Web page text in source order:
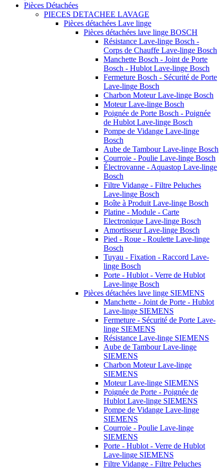
Pièces Détachées
PIECES DETACHEE LAVAGE
Pièces détachées Lave linge
Pièces détachées lave linge BOSCH
Résistance Lave-linge Bosch -
Corps de Chauffe Lave-linge Bosch
Manchette Bosch - Joint de Porte
Bosch - Hublot Lave-linge Bosch
Fermeture Bosch - Sécurité de Porte
Lave-linge Bosch
Charbon Moteur Lave-linge Bosch
Moteur Lave-linge Bosch
Poignée de Porte Bosch - Poignée
de Hublot Lave-linge Bosch
Pompe de Vidange Lave-linge
Bosch
Aube de Tambour Lave-linge Bosch
Courroie - Poulie Lave-linge Bosch
Électrovanne - Aquastop Lave-linge
Bosch
Filtre Vidange - Filtre Peluches
Lave-linge Bosch
Boîte à Produit Lave-linge Bosch
Platine - Module - Carte
Electronique Lave-linge Bosch
Amortisseur Lave-linge Bosch
Pied - Roue - Roulette Lave-linge
Bosch
Tuyau - Fixation - Raccord Lave-
linge Bosch
Porte - Hublot - Verre de Hublot
Lave-linge Bosch
Pièces détachées lave linge SIEMENS
Manchette - Joint de Porte - Hublot
Lave-linge SIEMENS
Fermeture - Sécurité de Porte Lave-
linge SIEMENS
Résistance Lave-linge SIEMENS
Aube de Tambour Lave-linge
SIEMENS
Charbon Moteur Lave-linge
SIEMENS
Moteur Lave-linge SIEMENS
Poignée de Porte - Poignée de
Hublot Lave-linge SIEMENS
Pompe de Vidange Lave-linge
SIEMENS
Courroie - Poulie Lave-linge
SIEMENS
Porte - Hublot - Verre de Hublot
Lave-linge SIEMENS
Filtre Vidange - Filtre Peluches